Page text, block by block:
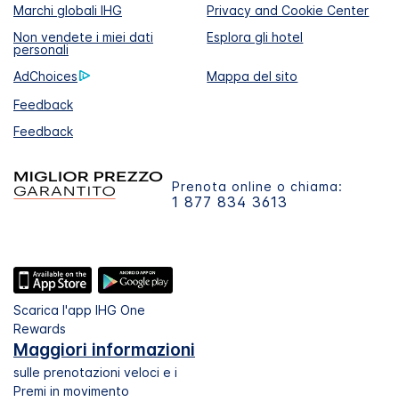
Marchi globali IHG
Privacy and Cookie Center
Non vendete i miei dati
personali
Esplora gli hotel
AdChoices
Mappa del sito
Feedback
Feedback
Prenota online o chiama:
1 877 834 3613
Scarica l'app IHG One
Rewards
Maggiori informazioni
sulle prenotazioni veloci e i
Premi in movimento